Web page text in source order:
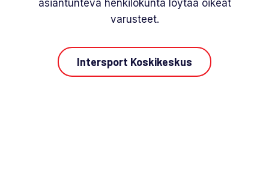
asiantunteva henkilökunta löytää oikeat
varusteet.
Intersport Koskikeskus